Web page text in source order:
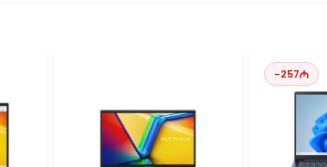
imkan yaradır.1TB SSD yaddaş
isə
edir.
-257